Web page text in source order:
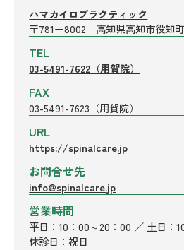
ハマカイロプラクティック
〒781ー8002 高知県高知市役知
TEL
03-5491-7622（用賀院）
FAX
03-5491-7623（用賀院）
URL
https://spinalcare.jp
お問合せ先
info@spinalcare.jp
営業時間
平日：10：00～20：00 ／ 土日：
休診日：祝日